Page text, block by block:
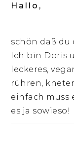
Hallo,
schön daß du
Ich bin Doris
leckeres,
rühren,
einfach muss
es ja sowieso!